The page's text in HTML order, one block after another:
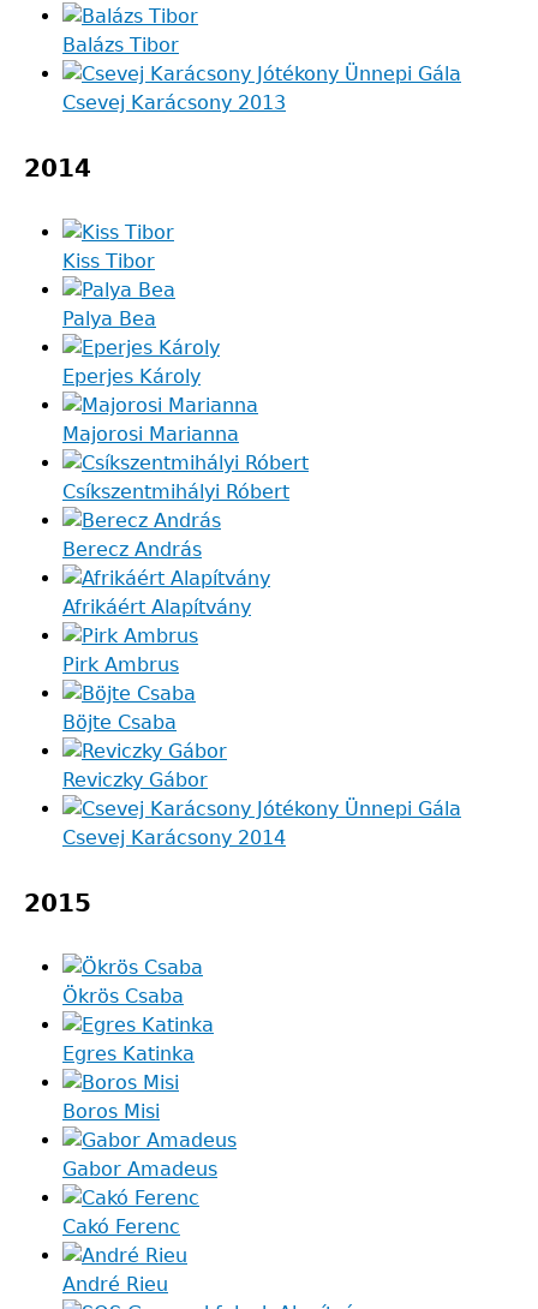
Balázs Tibor
Csevej Karácsony 2013
2014
Kiss Tibor
Palya Bea
Eperjes Károly
Majorosi Marianna
Csíkszentmihályi Róbert
Berecz András
Afrikáért Alapítvány
Pirk Ambrus
Böjte Csaba
Reviczky Gábor
Csevej Karácsony 2014
2015
Ökrös Csaba
Egres Katinka
Boros Misi
Gabor Amadeus
Cakó Ferenc
André Rieu